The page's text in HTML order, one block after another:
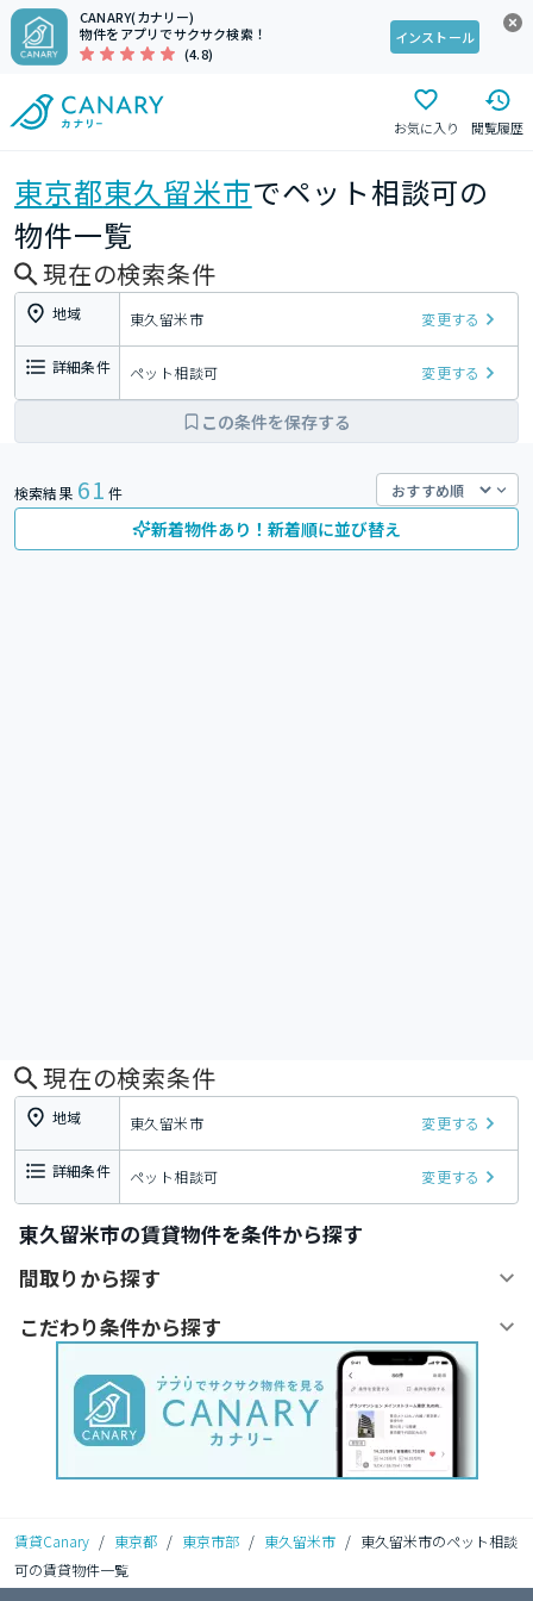
CANARY(カナリー)
物件をアプリでサクサク検索！
(4.8)
インストール
お気に入り 閲覧履歴
東京都東久留米市でペット相談可の
物件一覧
現在の検索条件
地域 東久留米市 変更する
詳細条件 ペット相談可 変更する
この条件を保存する
検索結果 61 件
新着物件あり！新着順に並び替え
現在の検索条件
地域 東久留米市 変更する
詳細条件 ペット相談可 変更する
東久留米市の賃貸物件を条件から探す
間取りから探す
こだわり条件から探す
賃貸Canary / 東京都 / 東京市部 / 東久留米市 / 東久留米市のペット相談
可の賃貸物件一覧